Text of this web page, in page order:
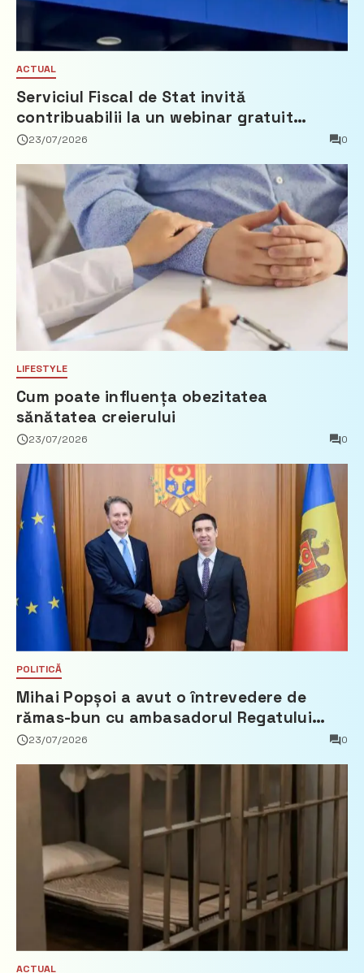
ACTUAL
Serviciul Fiscal de Stat invită
contribuabilii la un webinar gratuit
privind calculul impozitului pe bunurile
23/07/2026 0
LIFESTYLE
Cum poate influența obezitatea
sănătatea creierului
23/07/2026 0
POLITICĂ
Mihai Popșoi a avut o întrevedere de
rămas-bun cu ambasadorul Regatului
Țărilor de Jos, Fred Duijn
23/07/2026 0
ACTUAL